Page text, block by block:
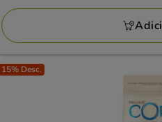
69.99€
15% Desc.